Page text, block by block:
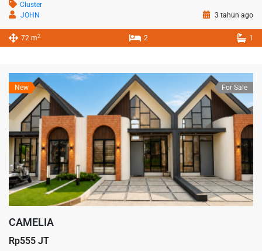
Cluster
JOHN
3 tahun ago
72 m2 2 1
New For Sale
CAMELIA
Rp555 JT